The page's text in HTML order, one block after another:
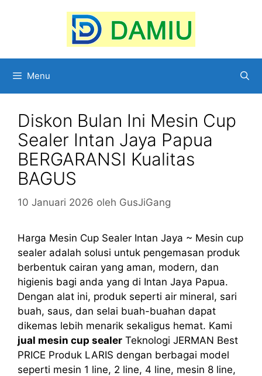
Menu
Diskon Bulan Ini Mesin Cup
Sealer Intan Jaya Papua
BERGARANSI Kualitas
BAGUS
10 Januari 2026 oleh GusJiGang
Harga Mesin Cup Sealer Intan Jaya ~ Mesin cup
sealer adalah solusi untuk pengemasan produk
berbentuk cairan yang aman, modern, dan
higienis bagi anda yang di Intan Jaya Papua.
Dengan alat ini, produk seperti air mineral, sari
buah, saus, dan selai buah-buahan dapat
dikemas lebih menarik sekaligus hemat. Kami
jual mesin cup sealer Teknologi JERMAN Best
PRICE Produk LARIS dengan berbagai model
seperti mesin 1 line, 2 line, 4 line, mesin 8 line,